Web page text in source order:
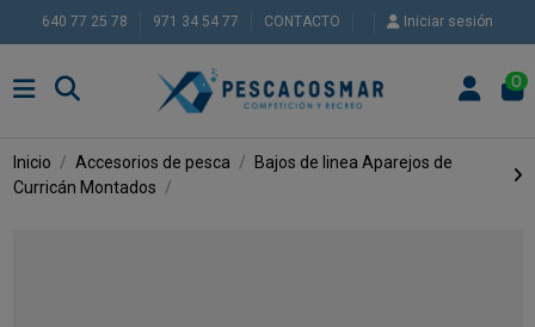
640 77 25 78 971 34 54 77 CONTACTO Iniciar sesión
0
Inicio Accesorios de pesca Bajos de linea Aparejos de
Curricán Montados